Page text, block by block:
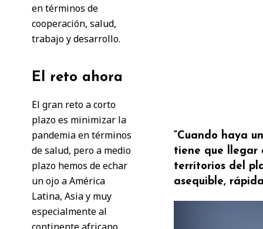
en términos de
cooperación, salud,
trabajo y desarrollo.
El reto ahora
El gran reto a corto
plazo es minimizar la
pandemia en términos
de salud, pero a medio
plazo hemos de echar
un ojo a América
Latina, Asia y muy
especialmente al
“Cuando haya
tiene que llegar
territorios del
asequible,